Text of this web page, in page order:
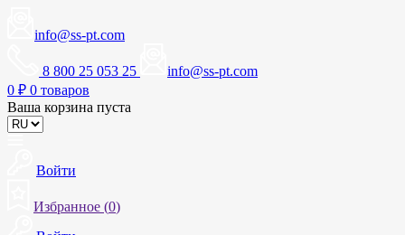
info@ss-pt.com
8 800 25 053 25
info@ss-pt.com
0 ₽ 0 товаров
Ваша корзина пуста
Войти
Избранное (0)